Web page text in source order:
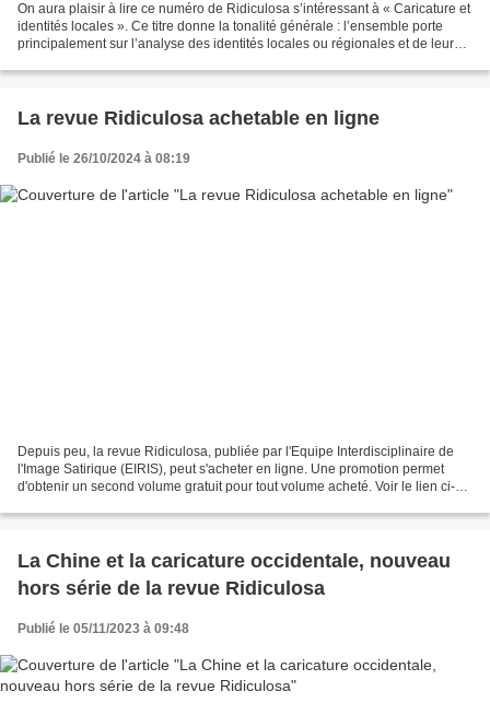
On aura plaisir à lire ce numéro de Ridiculosa s’intéressant à « Caricature et
identités locales ». Ce titre donne la tonalité générale : l’ensemble porte
principalement sur l’analyse des identités locales ou régionales et de leurs
La revue Ridiculosa achetable en ligne
Publié le 26/10/2024 à 08:19
Depuis peu, la revue Ridiculosa, publiée par l'Equipe Interdisciplinaire de
l'Image Satirique (EIRIS), peut s'acheter en ligne. Une promotion permet
d'obtenir un second volume gratuit pour tout volume acheté. Voir le lien ci-
La Chine et la caricature occidentale, nouveau
hors série de la revue Ridiculosa
Publié le 05/11/2023 à 09:48